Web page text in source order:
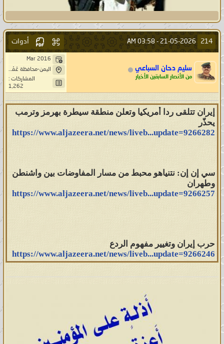
214
21-05-2026 -
03:58 AM أدوات
سليم دحان السباعي
من الأنصار السابقين الأخيار
Mar 2016
اليمن-محافظة عَمْرَانْ-بَنِيْ صُرَيْمْ- خِيَارْ حَاشد
المشاركات :
1,262
إيران تتلقى ردا أمريكيا وتعلن منطقة سيطرة بهرمز وترمب
يحذّر
https://www.aljazeera.net/news/liveb...update=9266282
سي إن إن: نتنياهو محبط من مسار المفاوضات بين واشنطن
وطهران
https://www.aljazeera.net/news/liveb...update=9266257
حرب إيران وتغيير مفهوم الردع
https://www.aljazeera.net/news/liveb...update=9266246